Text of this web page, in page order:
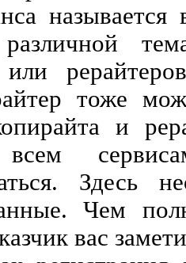
называется
или
тоже
и
Здесь
Чем
вас